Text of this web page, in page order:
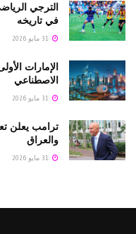
في تاريخه
الإمارات
الاصطناعي
ترامب يعلن
والعراق